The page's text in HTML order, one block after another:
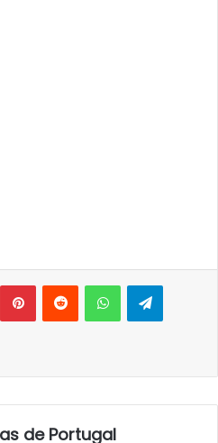
PinterestReddit WhatsApp
de Portugal